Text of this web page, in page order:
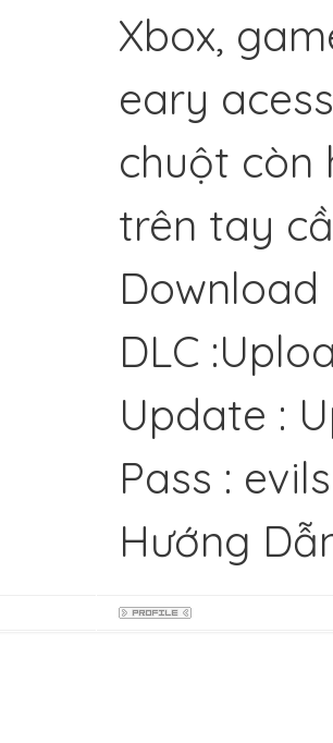
Xbox,
eary
chuột còn
trên tay
DLC
Update :
Pass :
Hướng